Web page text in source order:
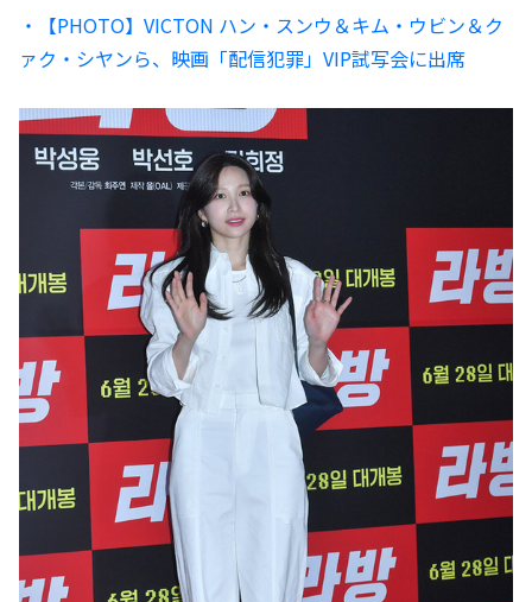
・【PHOTO】VICTON ハン・スンウ＆キム・ウビン＆ク
ァク・シヤンら、映画「配信犯罪」VIP試写会に出席